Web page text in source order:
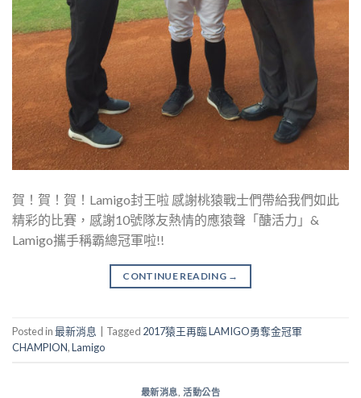
賀！賀！賀！Lamigo封王啦 感謝桃猿戰士們帶給我們如此
精彩的比賽，感謝10號隊友熱情的應猿聲「醣活力」&
Lamigo攜手稱霸總冠軍啦!!
CONTINUE READING →
Posted in最新消息 Tagged 2017猿王再臨 LAMIGO勇奪金冠軍
CHAMPION,Lamigo
最新消息 ,活動公告